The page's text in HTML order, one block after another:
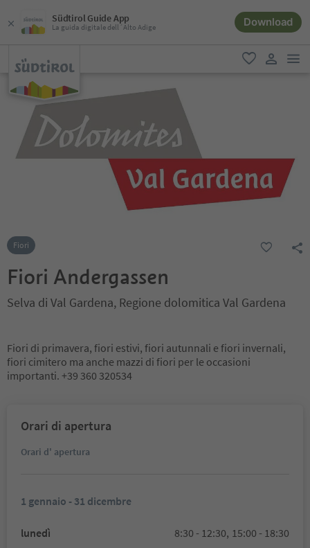
Südtirol Guide App
La guida digitale dell´Alto Adige Download
favoriti
Fiori
Fiori Andergassen
Selva di Val Gardena, Regione dolomitica Val Gardena
Fiori di primavera, fiori estivi, fiori autunnali e fiori invernali,
fiori cimitero ma anche mazzi di fiori per le occasioni
importanti. +39 360 320534
Orari di apertura
Orari d' apertura
1 gennaio - 31 dicembre
lunedì 8:30 - 12:30, 15:00 - 18:30